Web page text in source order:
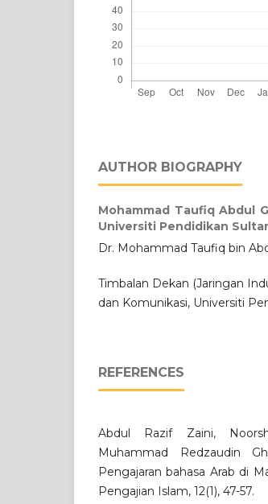
AUTHOR BIOGRAPHY
Mohammad Taufiq Abdul
Universiti Pendidikan
Dr. Mohammad Taufiq bin
Timbalan Dekan (Jaringan
dan Komunikasi, Universiti
REFERENCES
Abdul Razif Zaini,
Muhammad Redzaudin
Pengajaran bahasa Arab di
Pengajian Islam, 12(1), 47-57.